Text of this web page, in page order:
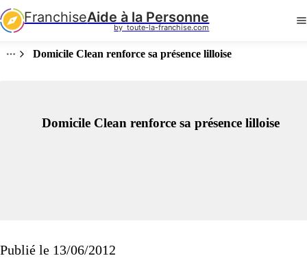
FranchiseAide à la Personne
by  toute-la-franchise.com
Domicile Clean renforce sa présence lilloise
Domicile Clean renforce sa présence lilloise
Publié le 13/06/2012